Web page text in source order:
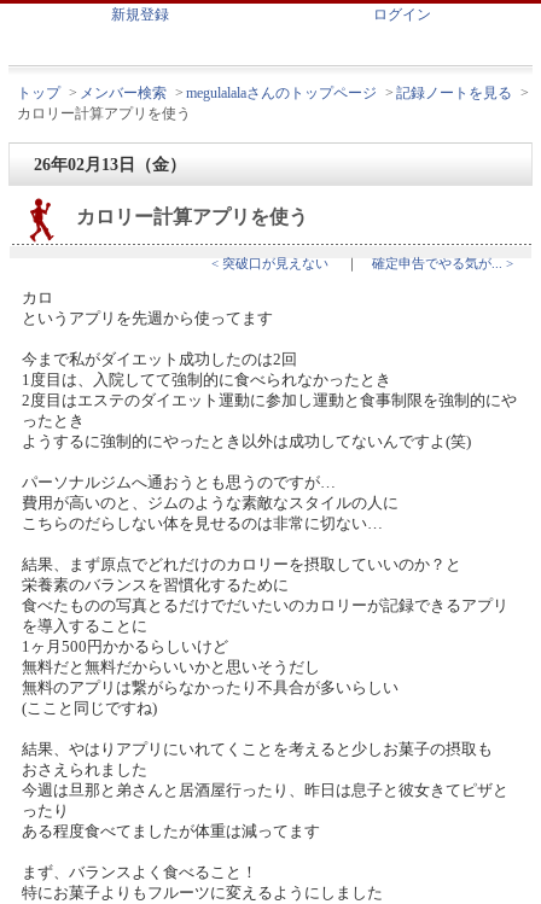
新規登録 ログイン
トップ > メンバー検索 > megulalalaさんのトップページ > 記録ノートを見る >
カロリー計算アプリを使う
26年02月13日（金）
カロリー計算アプリを使う
< 突破口が見えない ｜ 確定申告でやる気が... >
カロ
というアプリを先週から使ってます
今まで私がダイエット成功したのは2回
1度目は、入院してて強制的に食べられなかったとき
2度目はエステのダイエット運動に参加し運動と食事制限を強制的にや
ったとき
ようするに強制的にやったとき以外は成功してないんですよ(笑)
パーソナルジムへ通おうとも思うのですが…
費用が高いのと、ジムのような素敵なスタイルの人に
こちらのだらしない体を見せるのは非常に切ない…
結果、まず原点でどれだけのカロリーを摂取していいのか？と
栄養素のバランスを習慣化するために
食べたものの写真とるだけでだいたいのカロリーが記録できるアプリ
を導入することに
1ヶ月500円かかるらしいけど
無料だと無料だからいいかと思いそうだし
無料のアプリは繋がらなかったり不具合が多いらしい
(ここと同じですね)
結果、やはりアプリにいれてくことを考えると少しお菓子の摂取も
おさえられました
今週は旦那と弟さんと居酒屋行ったり、昨日は息子と彼女きてピザと
ったり
ある程度食べてましたが体重は減ってます
まず、バランスよく食べること！
特にお菓子よりもフルーツに変えるようにしました